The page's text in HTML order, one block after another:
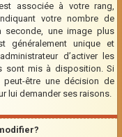
associée à votre rang,
votre nombre de
une image plus
généralement unique et
d’activer les
sont mis à disposition. Si
peut-être une décision de
lui demander ses raisons.